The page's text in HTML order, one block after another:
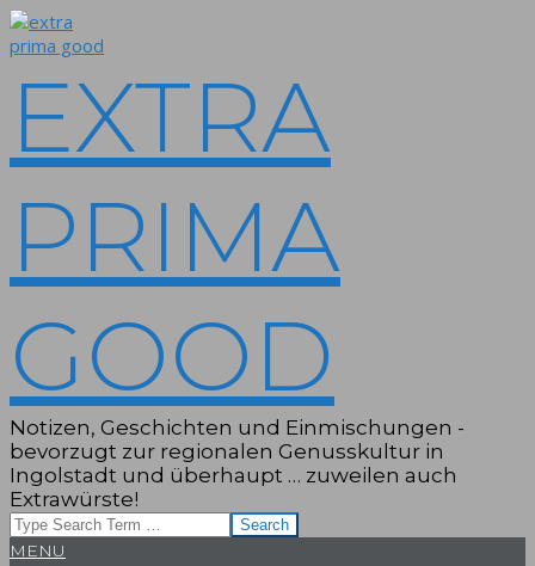
Skip
to
EXTRA
PRIMA
GOOD
Notizen, Geschichten und Einmischungen -
bevorzugt zur regionalen Genusskultur in
Ingolstadt und überhaupt … zuweilen auch
Extrawürste!
Search
Primary
MENU